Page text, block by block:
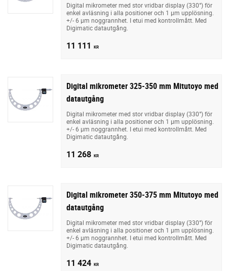
Digital mikrometer med stor vridbar display (330°) för
enkel avläsning i alla positioner och 1 µm upplösning.
+/- 6 µm noggrannhet. I etui med kontrollmått. Med
Digimatic datautgång.
11 111 KR
Digital mikrometer 325-350 mm Mitutoyo med
datautgång
Digital mikrometer med stor vridbar display (330°) för
enkel avläsning i alla positioner och 1 µm upplösning.
+/- 6 µm noggrannhet. I etui med kontrollmått. Med
Digimatic datautgång.
11 268 KR
Digital mikrometer 350-375 mm Mitutoyo med
datautgång
Digital mikrometer med stor vridbar display (330°) för
enkel avläsning i alla positioner och 1 µm upplösning.
+/- 6 µm noggrannhet. I etui med kontrollmått. Med
Digimatic datautgång.
11 424 KR